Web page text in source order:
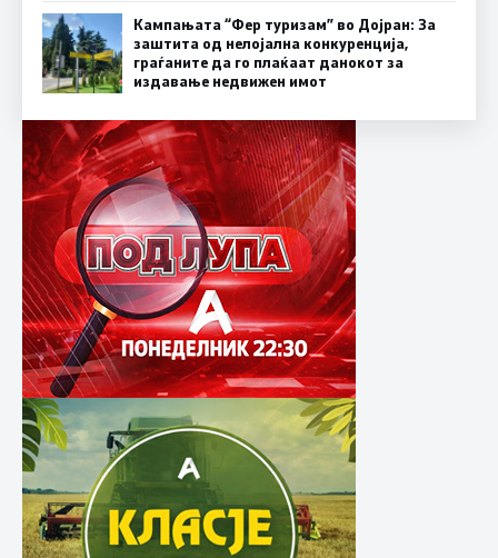
Кампањата “Фер туризам” во Дојран: За
заштита од нелојална конкуренција,
граѓаните да го плаќаат данокот за
издавање недвижен имот